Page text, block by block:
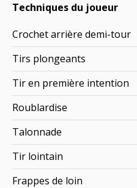
Techniques du joueur
Crochet arrière demi-tour
Tirs plongeants
Tir en première intention
Roublardise
Talonnade
Tir lointain
Frappes de loin